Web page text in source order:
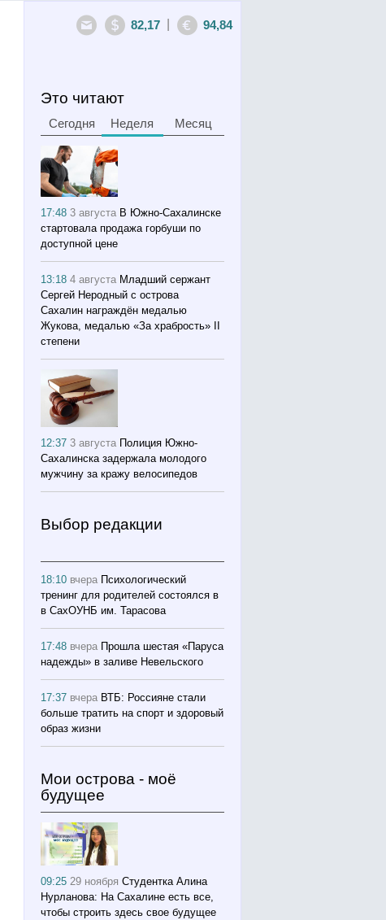
82,17 94,84
Это читают
Сегодня Неделя Месяц
17:483 августа В Южно-Сахалинске
стартовала продажа горбуши по
доступной цене
13:184 августа Младший сержант
Сергей Неродный с острова
Сахалин награждён медалью
Жукова, медалью «За храбрость» II
степени
12:373 августа Полиция Южно-
Сахалинска задержала молодого
мужчину за кражу велосипедов
Выбор редакции
18:10 вчера Психологический
тренинг для родителей состоялся в
в СахОУНБ им. Тарасова
17:48 вчера Прошла шестая «Паруса
надежды» в заливе Невельского
17:37 вчера ВТБ: Россияне стали
больше тратить на спорт и здоровый
образ жизни
Мои острова - моё
будущее
09:2529 ноября Студентка Алина
Нурланова: На Сахалине есть все,
чтобы строить здесь свое будущее